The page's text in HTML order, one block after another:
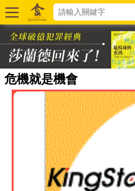
危機就是機會